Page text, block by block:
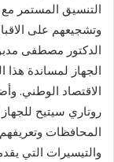
التنسيق المستمر
وتشجيعهم على
الدكتور مصطفى
الجهاز لمساندة
الاقتصاد الوطني.
روتاري سيتيح
المحافظات وتعريفهم